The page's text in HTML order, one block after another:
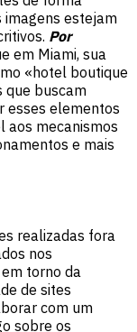
imagens estejam
Por
em Miami, sua
«hotel boutique
que buscam
esses elementos
aos mecanismos
e mais
realizadas fora
nos
torno da
de sites
com um
sobre os